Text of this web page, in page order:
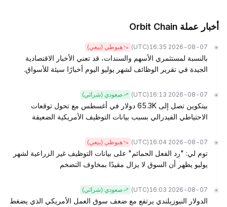
أخبار عملة Orbit Chain
2026-08-07 16:35
(UTC) هبوطي (بيعي)
بالنسبة لمستثمري الأسهم والسندات، قد تعني الأخبار الاقتصادية
الجيدة في تقرير الوظائف لشهر يوليو اليوم أخبارًا سيئة للأسواق.
2026-08-07 16:13
(UTC) صعودي (شرائي)
بيتكوين تصل إلى 65.3K دولار في أغسطس مع تحول توقعات
الاحتياطي الفيدرالي بسبب بيانات التوظيف الأمريكية الضعيفة
2026-08-07 16:04
(UTC) هبوطي (بيعي)
توم لي: "رد الفعل الحمائم" على بيانات التوظيف غير الزراعية لشهر
يوليو يظهر أن السوق لا يزال مقيدًا بمخاوف التضخم
2026-08-07 16:03
(UTC) صعودي (شرائي)
الدولار النيوزيلندي يرتفع مع ضعف سوق العمل الأمريكي الذي يضغط